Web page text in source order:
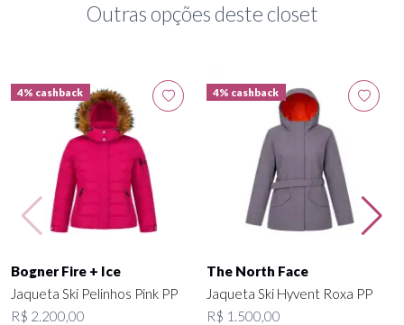
Outras opções deste closet
4% cashback
Bogner Fire + Ice
Jaqueta Ski Pelinhos Pink PP
R$ 2.200,00
4% cashback
The North Face
Jaqueta Ski Hyvent Roxa PP
R$ 1.500,00